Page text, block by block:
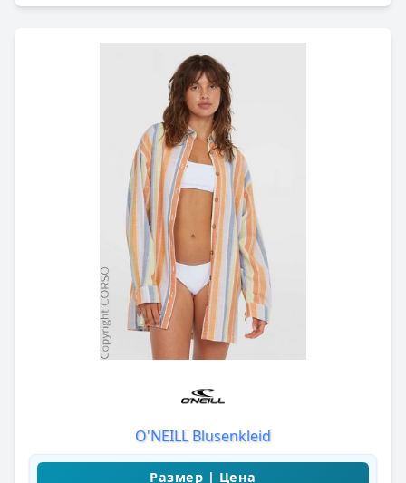
O'NEILL Blusenkleid